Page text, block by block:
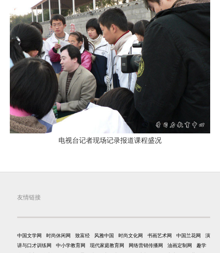
电视台记者现场记录报道课程盛况
友情链接
中国文学网 时尚休闲网 致富经 风雅中国 时尚文化网 书画艺术网 中国兰花网
演
讲与口才训练网
中小学教育网 现代家庭教育网 网络营销传播网 油画定制网
趣学